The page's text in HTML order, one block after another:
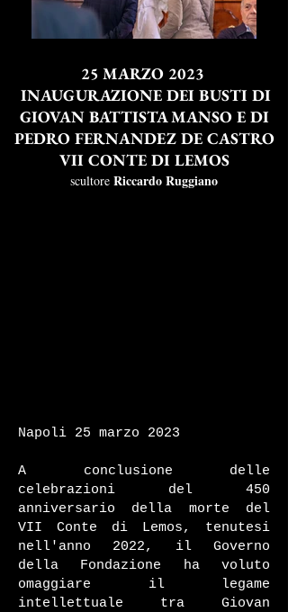
25 MARZO 2023
INAUGURAZIONE DEI BUSTI DI
GIOVAN BATTISTA MANSO E DI
PEDRO FERNANDEZ DE CASTRO
VII CONTE DI LEMOS
scultore Riccardo Ruggiano
Napoli 25 marzo 2023
A conclusione delle
celebrazioni del 450
anniversario della morte del
VII Conte di Lemos, tenutesi
nell'anno 2022, il Governo
della Fondazione ha voluto
omaggiare il legame
intellettuale tra Giovan